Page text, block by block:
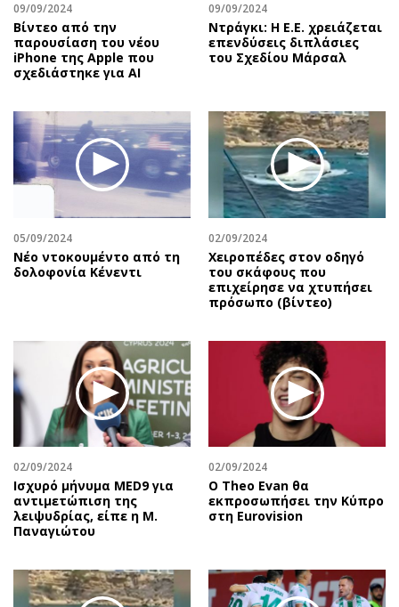
AstroBank Properties
Trends
Ενέργεια
Περιβάλλον
Ελλάδα
Κόσμος
Παράξενα
Πολιτισμός
Σινεμά
Θέατρο-Χορός
Χειρόγραφα
Περιβάλλον
Good Life
Γυναίκα
Ταξίδια
Συνταγές
Έξοδος
Media
Εκπομπές
Wine routes
Podcasts
Uncut
Προσωπικότητες στην ''Κ''
Επιστολές
09/09/2024
Bίντεο από την
παρουσίαση του νέου
iPhone της Apple που
σχεδιάστηκε για AI
09/09/2024
Ντράγκι: Η Ε.Ε. χρειάζεται
επενδύσεις διπλάσιες
του Σχεδίου Μάρσαλ
05/09/2024
Nέο ντοκουμέντο από τη
δολοφονία Κένεντι
02/09/2024
Χειροπέδες στον οδηγό
του σκάφους που
επιχείρησε να χτυπήσει
πρόσωπο (βίντεο)
02/09/2024
Ισχυρό μήνυμα MED9 για
αντιμετώπιση της
λειψυδρίας, είπε η Μ.
Παναγιώτου
02/09/2024
Ο Theo Evan θα
εκπροσωπήσει την Κύπρο
στη Eurovision